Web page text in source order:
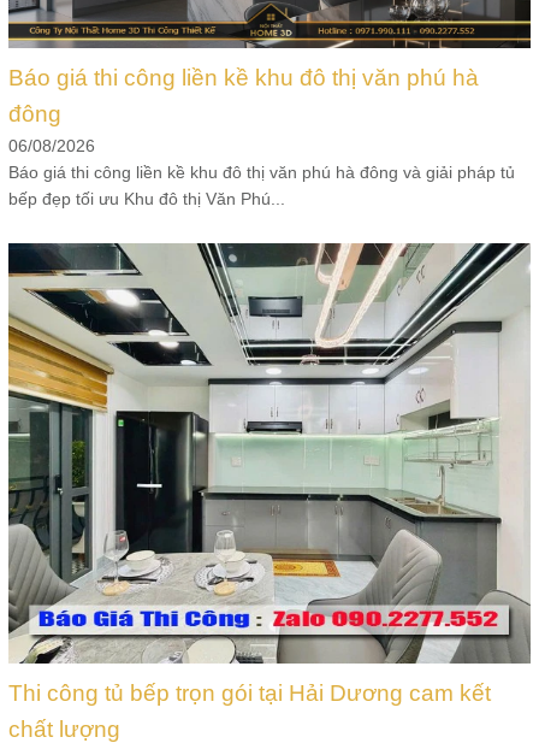
Báo giá thi công liền kề khu đô thị văn phú hà
đông
06/08/2026
Báo giá thi công liền kề khu đô thị văn phú hà đông và giải pháp tủ
bếp đẹp tối ưu Khu đô thị Văn Phú...
Thi công tủ bếp trọn gói tại Hải Dương cam kết
chất lượng